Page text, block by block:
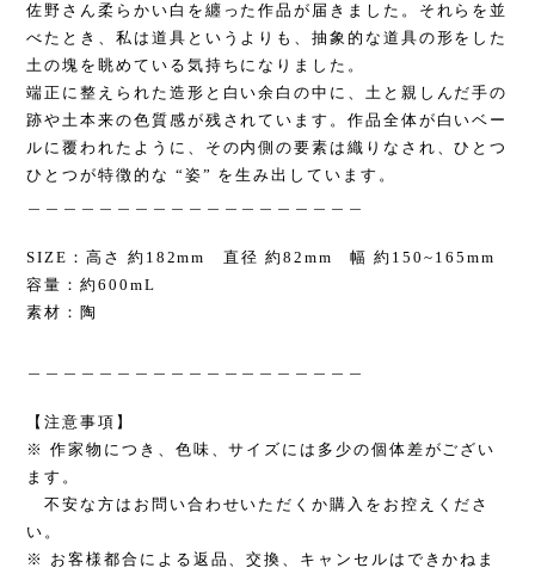
佐野さん柔らかい白を纏った作品が届きました。それらを並
べたとき、私は道具というよりも、抽象的な道具の形をした
土の塊を眺めている気持ちになりました。
端正に整えられた造形と白い余白の中に、土と親しんだ手の
跡や土本来の色質感が残されています。作品全体が白いベー
ルに覆われたように、その内側の要素は織りなされ、ひとつ
ひとつが特徴的な “姿” を生み出しています。
SIZE：高さ 約182mm 直径 約82mm 幅 約150~165mm
容量：約600mL
素材：陶
【注意事項】
※ 作家物につき、色味、サイズには多少の個体差がござい
ます。
不安な方はお問い合わせいただくか購入をお控えくださ
い。
※ お客様都合による返品、交換、キャンセルはできかねま